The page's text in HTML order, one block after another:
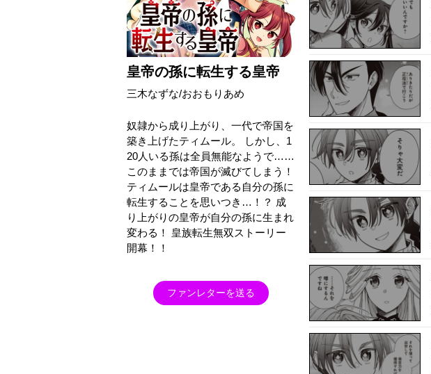
皇帝の孫に転生する皇帝
三木なずな/おおもりあめ
奴隷から成り上がり、一代で帝国を
築き上げたティムール。 しかし、1
20人いる孫は全員無能なようで……
このままでは帝国が滅びてしまう！
ティムールは皇帝である自分の孫に
転生することを思いつき…！？ 成
り上がりの皇帝が自分の孫に生まれ
変わる！ 皇族転生無双ストーリー
開幕！！
ファンレターを送る